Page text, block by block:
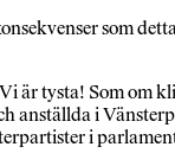
som
Vi är tysta! Som om
anställda i
i